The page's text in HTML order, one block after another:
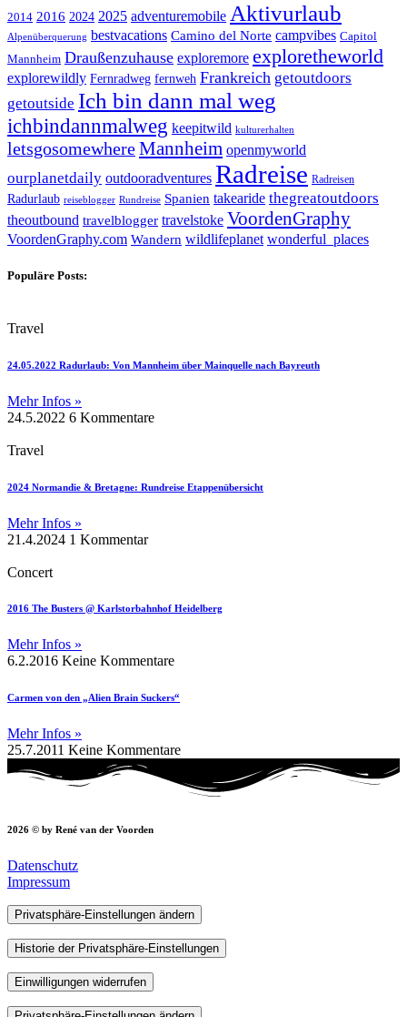
2014 2016 2024 2025 adventuremobile Aktivurlaub
Alpenüberquerung bestvacations Camino del Norte campvibes Capitol
Mannheim Draußenzuhause exploremore exploretheworld
explorewildly Fernradweg fernweh Frankreich getoutdoors
getoutside Ich bin dann mal weg
ichbindannmalweg keepitwild kulturerhalten
letsgosomewhereMannheim openmyworld
ourplanetdaily outdooradventures Radreise Radreisen
Radurlaub reiseblogger Rundreise Spanien takearide thegreatoutdoors
theoutbound travelblogger travelstoke VoordenGraphy
VoordenGraphy.com Wandern wildlifeplanet wonderful_places
Populäre Posts:
Travel
24.05.2022 Radurlaub: Von Mannheim über Mainquelle nach Bayreuth
Mehr Infos »
24.5.2022 6 Kommentare
Travel
2024 Normandie & Bretagne: Rundreise Etappenübersicht
Mehr Infos »
21.4.2024 1 Kommentar
Concert
2016 The Busters @ Karlstorbahnhof Heidelberg
Mehr Infos »
6.2.2016 Keine Kommentare
Carmen von den „Alien Brain Suckers“
Mehr Infos »
25.7.2011 Keine Kommentare
2026 © by René van der Voorden
Datenschutz
Impressum
Privatsphäre-Einstellungen ändern
Historie der Privatsphäre-Einstellungen
Einwilligungen widerrufen